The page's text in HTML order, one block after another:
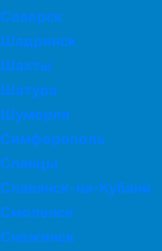
Северск
Шадринск
Шахты
Шатура
Шумерля
Симферополь
Сланцы
Славянск-на-Кубани
Смоленск
Снежинск